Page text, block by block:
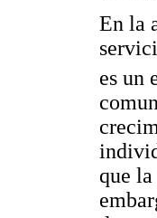
En la
es un
que